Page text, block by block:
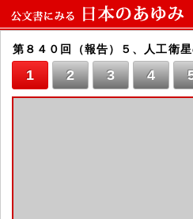
第８４０回（報告）５、人工衛
1 2 3 4